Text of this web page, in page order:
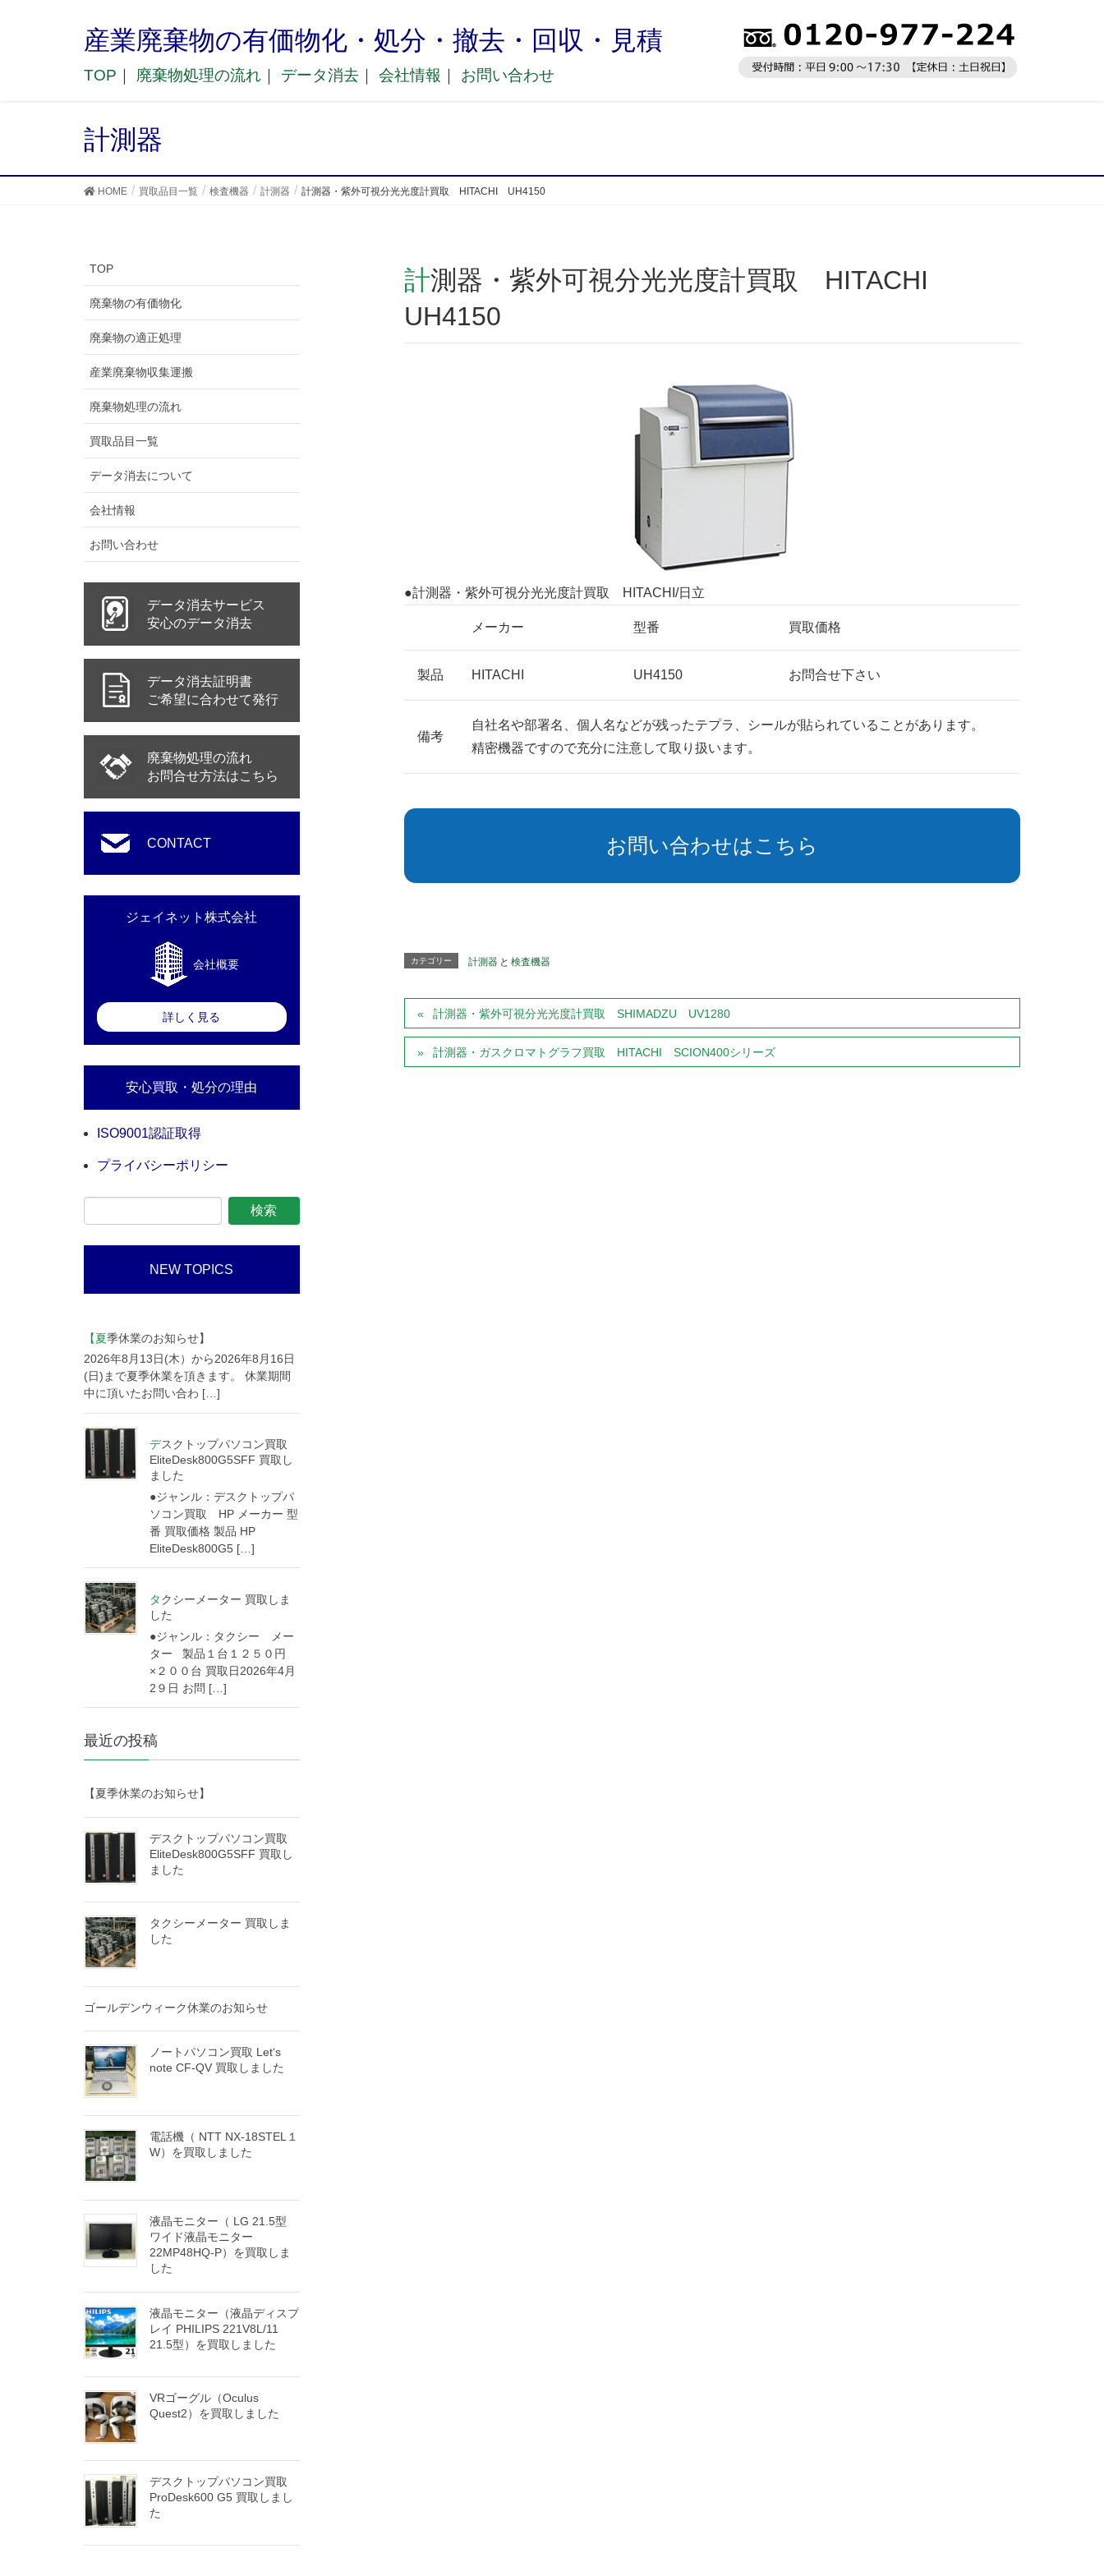
産業廃棄物の有価物化・処分・撤去・回収・見積
TOP 廃棄物処理の流れ データ消去 会社情報 お問い合わせ
計測器
HOME 買取品目一覧 検査機器 計測器 計測器・紫外可視分光光度計買取 HITACHI UH4150
計測器・紫外可視分光光度計買取 HITACHI
UH4150
●計測器・紫外可視分光光度計買取 HITACHI/日立
メーカー 型番 買取価格
製品 HITACHI UH4150 お問合せ下さい
備考
自社名や部署名、個人名などが残ったテプラ、シールが貼られていることがあります。
精密機器ですので充分に注意して取り扱います。
お問い合わせはこちら
カテゴリー 計測器 と 検査機器
計測器・紫外可視分光光度計買取 SHIMADZU UV1280
計測器・ガスクロマトグラフ買取 HITACHI SCION400シリーズ
TOP
廃棄物の有価物化
廃棄物の適正処理
産業廃棄物収集運搬
廃棄物処理の流れ
買取品目一覧
データ消去について
会社情報
お問い合わせ
データ消去サービス
安心のデータ消去
データ消去証明書
ご希望に合わせて発行
廃棄物処理の流れ
お問合せ方法はこちら
CONTACT
ジェイネット株式会社
会社概要
詳しく見る
安心買取・処分の理由
ISO9001認証取得
プライバシーポリシー
NEW TOPICS
【夏季休業のお知らせ】
2026年8月13日(木）から2026年8月16日
(日)まで夏季休業を頂きます。 休業期間
中に頂いたお問い合わ […]
デスクトップパソコン買取
EliteDesk800G5SFF 買取し
ました
●ジャンル：デスクトップパ
ソコン買取 HP メーカー 型
番 買取価格 製品 HP
EliteDesk800G5 […]
タクシーメーター 買取しま
した
●ジャンル：タクシー メー
ター 製品１台１２５０円
×２００台 買取日2026年4月
2９日 お問 […]
最近の投稿
【夏季休業のお知らせ】
デスクトップパソコン買取
EliteDesk800G5SFF 買取し
ました
タクシーメーター 買取しま
した
ゴールデンウィーク休業のお知らせ
ノートパソコン買取 Let‘s
note CF-QV 買取しました
電話機（ NTT NX-18STEL１
W）を買取しました
液晶モニター（ LG 21.5型
ワイド液晶モニター
22MP48HQ-P）を買取しま
した
液晶モニター（液晶ディスプ
レイ PHILIPS 221V8L/11
21.5型）を買取しました
VRゴーグル（Oculus
Quest2）を買取しました
デスクトップパソコン買取
ProDesk600 G5 買取しまし
た